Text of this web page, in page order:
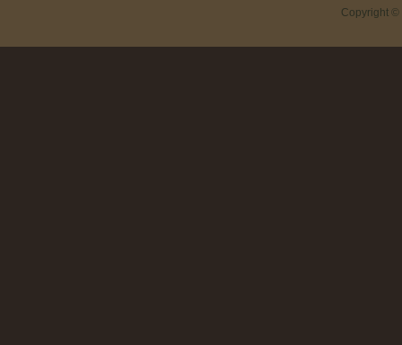
Copyright ©